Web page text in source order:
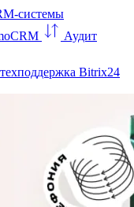
системы
Аудит
Bitrix24